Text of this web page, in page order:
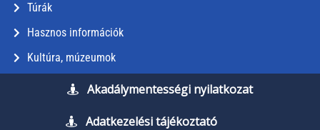
Túrák
Hasznos információk
Kultúra, múzeumok
Akadálymentességi nyilatkozat
Adatkezelési tájékoztató